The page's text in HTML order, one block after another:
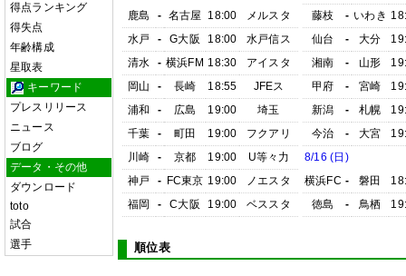
得点ランキング
得失点
年齢構成
星取表
キーワード
プレスリリース
ニュース
ブログ
データ・その他
ダウンロード
toto
試合
選手
鹿島
- 名古屋 18:00
メルスタ
水戸
- G大阪 18:00
水戸信ス
清水
- 横浜FM 18:30
アイスタ
岡山
- 長崎 18:55
JFEス
浦和
- 広島 19:00
埼玉
千葉
- 町田 19:00
フクアリ
川崎
- 京都 19:00
U等々力
神戸
- FC東京 19:00
ノエスタ
福岡
- C大阪 19:00 ベススタ
藤枝
- いわき
仙台
- 大分
湘南
- 山形
甲府
- 宮崎
新潟
- 札幌
今治
- 大宮
8/16 (日)
横浜FC - 磐田
徳島
- 鳥栖
順位表